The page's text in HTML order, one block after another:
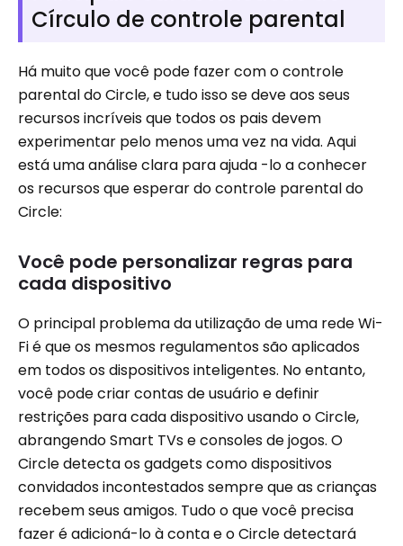
Círculo de controle parental
Há muito que você pode fazer com o controle
parental do Circle, e tudo isso se deve aos seus
recursos incríveis que todos os pais devem
experimentar pelo menos uma vez na vida. Aqui
está uma análise clara para ajuda -lo a conhecer
os recursos que esperar do controle parental do
Circle:
Você pode personalizar regras para
cada dispositivo
O principal problema da utilização de uma rede Wi-
Fi é que os mesmos regulamentos são aplicados
em todos os dispositivos inteligentes. No entanto,
você pode criar contas de usuário e definir
restrições para cada dispositivo usando o Circle,
abrangendo Smart TVs e consoles de jogos. O
Circle detecta os gadgets como dispositivos
convidados incontestados sempre que as crianças
recebem seus amigos. Tudo o que você precisa
fazer é adicioná-lo à conta e o Circle detectará